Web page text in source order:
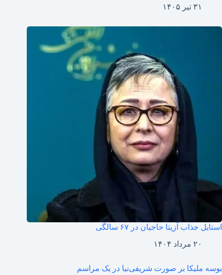
۳۱ تیر ۱۴۰۵
استایل جذاب آزیتا حاجیان در ۶۷ سالگی
۲۰ مرداد ۱۴۰۴
بوسه ملیکا بر صورت شریفی‌نیا در یک مراسم